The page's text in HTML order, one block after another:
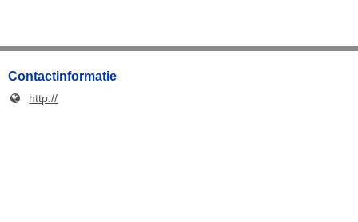
Contactinformatie
http://